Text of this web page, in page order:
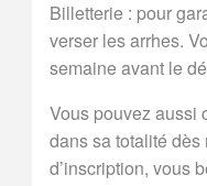
Billetterie : pour
verser les arrhes.
semaine avant le
Vous pouvez aussi
dans sa totalité
d’inscription, vous